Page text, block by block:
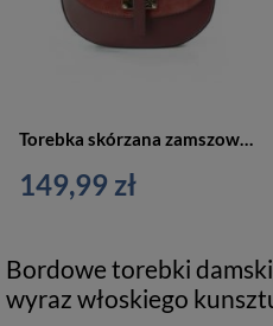
149,99 zł
Bordowe torebki
wyraz włoskiego